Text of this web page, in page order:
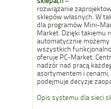
rozwiązanie
sklepów własnych. W
dla programów Mini-
Market. Dzięki takiemu
automatycznie
wszystkich
oferuje PC-Market.
nadzór nad pracą
asortymentem i
podejmuje decyzje
Opis systemu dla sieci